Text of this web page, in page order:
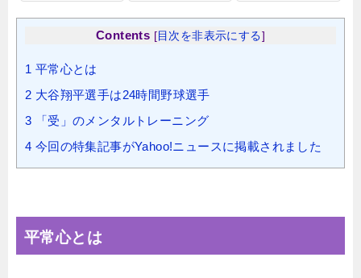
Contents [ 目次を非表示にする]
1 平常心とは
2 大谷翔平選手は24時間野球選手
3 「受」のメンタルトレーニング
4 今回の特集記事がYahoo!ニュースに掲載されました
平常心とは